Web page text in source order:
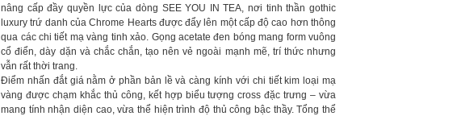
nâng cấp đầy quyền lực của dòng SEE YOU IN TEA, nơi tinh thần gothic
luxury trứ danh của Chrome Hearts được đẩy lên một cấp độ cao hơn thông
qua các chi tiết mạ vàng tinh xảo. Gọng acetate đen bóng mang form vuông
cổ điển, dày dặn và chắc chắn, tạo nên vẻ ngoài mạnh mẽ, trí thức nhưng
vẫn rất thời trang.
Điểm nhấn đắt giá nằm ở phần bản lề và càng kính với chi tiết kim loại mạ
vàng được chạm khắc thủ công, kết hợp biểu tượng cross đặc trưng – vừa
mang tính nhận diện cao, vừa thể hiện trình độ thủ công bậc thầy. Tổng thể